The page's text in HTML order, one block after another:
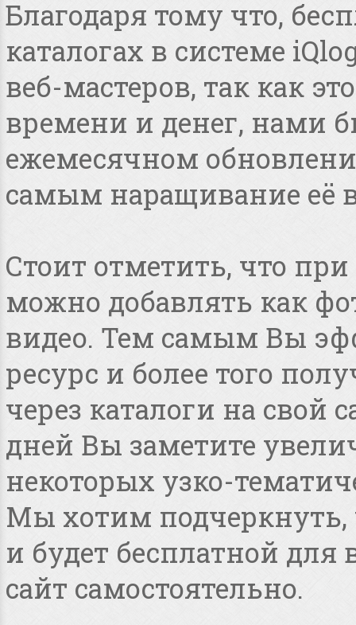
Благодаря тому что,
каталогах в системе
веб-мастеров, так как
времени и денег, нами
ежемесячном
самым наращивание её
Стоит отметить, что
можно добавлять как
видео. Тем самым Вы
ресурс и более того
через каталоги на свой
дней Вы заметите
некоторых узко-
Мы хотим подчеркнуть,
и будет бесплатной
сайт самостоятельно.